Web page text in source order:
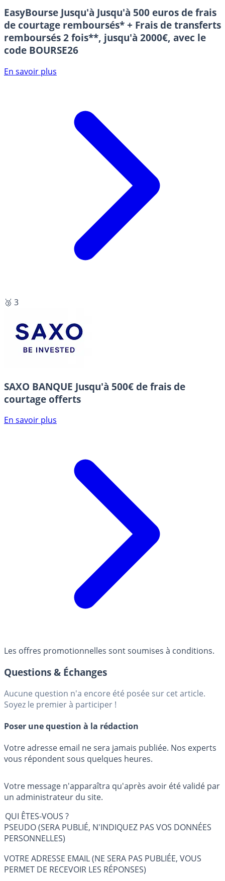
EasyBourse Jusqu'à Jusqu'à 500 euros de frais
de courtage remboursés* + Frais de transferts
remboursés 2 fois**, jusqu'à 2000€, avec le
code BOURSE26
En savoir plus
🥉 3
SAXO BANQUE Jusqu'à 500€ de frais de
courtage offerts
En savoir plus
Les offres promotionnelles sont soumises à conditions.
Questions & Échanges
Aucune question n'a encore été posée sur cet article.
Soyez le premier à participer !
Poser une question à la rédaction
Votre adresse email ne sera jamais publiée. Nos experts
vous répondent sous quelques heures.
Votre message n'apparaîtra qu'après avoir été validé par
un administrateur du site.
QUI ÊTES-VOUS ?
PSEUDO (SERA PUBLIÉ, N'INDIQUEZ PAS VOS DONNÉES
PERSONNELLES)
VOTRE ADRESSE EMAIL (NE SERA PAS PUBLIÉE, VOUS
PERMET DE RECEVOIR LES RÉPONSES)